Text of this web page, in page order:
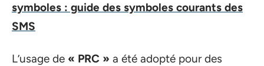
symboles : guide des symboles courants des
SMS
L’usage de « PRC » a été adopté pour des